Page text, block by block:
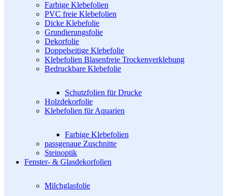
Farbige Klebefolien
PVC freie Klebefolien
Dicke Klebefolie
Grundierungsfolie
Dekorfolie
Doppelseitige Klebefolie
Klebefolien Blasenfreie Trockenverklebung
Bedruckbare Klebefolie
Schutzfolien für Drucke
Holzdekorfolie
Klebefolien für Aquarien
Farbige Klebefolien
passgenaue Zuschnitte
Steinoptik
Fenster- & Glasdekorfolien
Milchglasfolie